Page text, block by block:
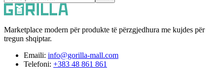
Marketplace modern për produkte të përzgjedhura me kujdes për
tregun shqiptar.
Emaili: info@gorilla-mall.com
Telefoni: +383 48 861 861